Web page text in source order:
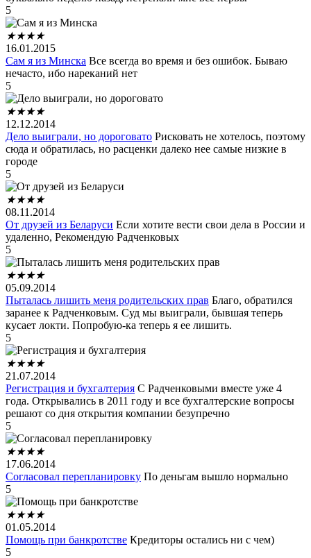
5
★★★★
16.01.2015
Сам я из Минска Все всегда во время и без ошибок. Бываю
нечасто, ибо нареканий нет
5
★★★★
12.12.2014
Дело выиграли, но дороговато Рисковать не хотелось, поэтому
сюда и обратилась, но расценки далеко нее самые низкие в
городе
5
★★★★
08.11.2014
От друзей из Беларуси Если хотите вести свои дела в России и
удаленно, Рекомендую Радченковых
5
★★★★
05.09.2014
Пыталась лишить меня родительских прав Благо, обратился
заранее к Радченковым. Суд мы выиграли, бывшая теперь
кусает локти. Попробую-ка теперь я ее лишить.
5
★★★★
21.07.2014
Регистрация и бухгалтерия С Радченковыми вместе уже 4
года. Открывались в 2011 году и все бухгалтерские вопросы
решают со дня открытия компании безупречно
5
★★★★
17.06.2014
Согласовал перепланировку По деньгам вышло нормально
5
★★★★
01.05.2014
Помощь при банкротстве Кредиторы остались ни с чем)
5